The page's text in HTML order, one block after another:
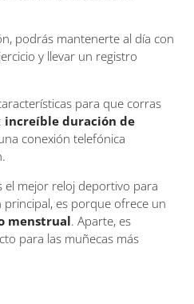
podrás mantenerte al día con
y llevar un registro
para que corras
increíble duración de
conexión telefónica
el mejor reloj deportivo para
principal, es porque ofrece un
menstrual. Aparte, es
para las muñecas más